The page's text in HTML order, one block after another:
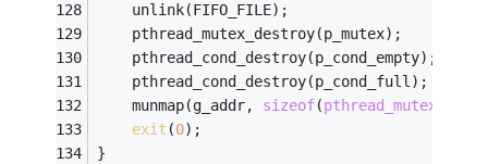
	unlink(FIFO_FILE);
	pthread_mutex_destroy(p_mutex);
	pthread_cond_destroy(p_cond_empty);
	pthread_cond_destroy(p_cond_full);
	munmap(g_addr,
sizeof(pthread_mutex_t
exit (0);
}